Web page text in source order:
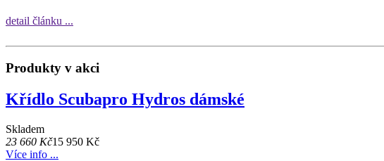
detail článku ...
Produkty v akci
Křídlo Scubapro Hydros dámské
Skladem
23 660 Kč15 950 Kč
Více info ...